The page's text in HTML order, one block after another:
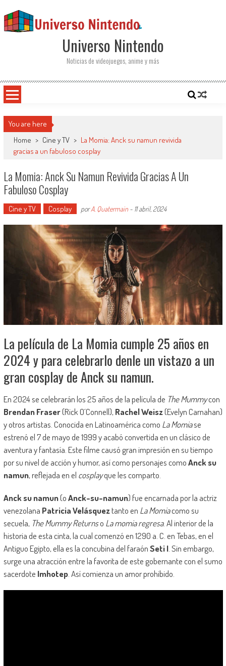
Universo Nintendo
Noticias de videojuegos, anime y más
You are here
Home > Cine y TV > La Momia: Anck su namun revivida
gracias a un fabuloso cosplay
La Momia: Anck Su Namun Revivida Gracias A Un
Fabuloso Cosplay
Cine y TV Cosplay porA. Quatermain- 11 abril, 2024
La película de La Momia cumple 25 años en
2024 y para celebrarlo denle un vistazo a un
gran cosplay de Anck su namun.
En 2024 se celebrarán los 25 años de la película de The Mummycon
Brendan Fraser(Rick O´Connell), Rachel Weisz(Evelyn Carnahan)
y otros artistas. Conocida en Latinoamérica como La Momiase
estrenó el 7 de mayo de 1999 y acabó convertida en un clásico de
aventura y fantasía. Este filme causó gran impresión en su tiempo
por su nivel de acción y humor, así como personajes comoAnck su
namun, reflejada en el cosplayque les comparto.
Anck su namun(oAnck-su-namun) fue encarnada por la actriz
venezolana Patricia Velásqueztanto en La Momiacomo su
secuela, The Mummy Returnso La momia regresa. Al interior de la
historia de esta cinta, la cual comenzó en 1290 a. C. en Tebas, en el
Antiguo Egipto, ella es la concubina del faraónSeti I. Sin embargo,
surge una atracción entre la favorita de este gobernante con el sumo
sacerdote Imhotep. Así comienza un amor prohibido.